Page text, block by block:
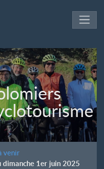
venir
1er juin 2025